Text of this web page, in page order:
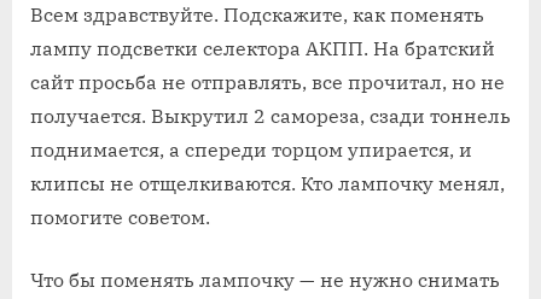
Всем здравствуйте. Подскажите, как поменять
лампу подсветки селектора АКПП. На братский
сайт просьба не отправлять, все прочитал, но не
получается. Выкрутил 2 самореза, сзади тоннель
поднимается, а спереди торцом упирается, и
клипсы не отщелкиваются. Кто лампочку менял,
помогите советом.
Что бы поменять лампочку — не нужно снимать